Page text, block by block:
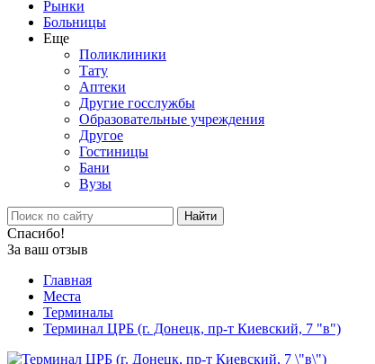
Рынки
Больницы
Еще
Поликлиники
Тату
Аптеки
Другие госслужбы
Образовательные учреждения
Другое
Гостиницы
Бани
Вузы
Найти
Спасибо!
За ваш отзыв
Главная
Места
Терминалы
Терминал ЦРБ (г. Донецк, пр-т Киевский, 7 "в")